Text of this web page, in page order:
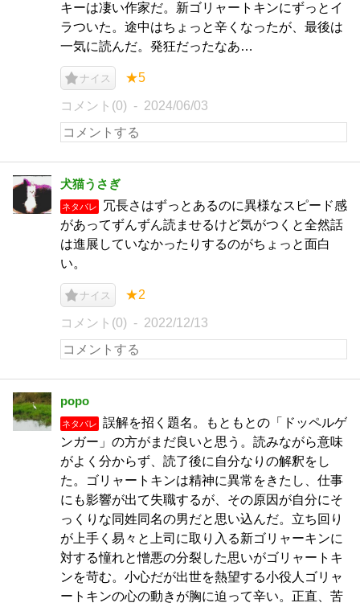
キーは凄い作家だ。新ゴリャートキンにずっとイ
ラついた。途中はちょっと辛くなったが、最後は
一気に読んだ。発狂だったなあ…
ナイス ★5
コメント(0) 2024/06/03
犬猫うさぎ
ネタバレ
冗長さはずっとあるのに異様なスピード感
があってずんずん読ませるけど気がつくと全然話
は進展していなかったりするのがちょっと面白
い。
ナイス ★2
コメント(0) 2022/12/13
popo
ネタバレ
誤解を招く題名。もともとの「ドッペルゲ
ンガー」の方がまだ良いと思う。読みながら意味
がよく分からず、読了後に自分なりの解釈をし
た。ゴリャートキンは精神に異常をきたし、仕事
にも影響が出て失職するが、その原因が自分にそ
っくりな同姓同名の男だと思い込んだ。立ち回り
が上手く易々と上司に取り入る新ゴリャーキンに
対する憧れと憎悪の分裂した思いがゴリャートキ
ンを苛む。小心だが出世を熱望する小役人ゴリャ
ートキンの心の動きが胸に迫って辛い。正直、苦